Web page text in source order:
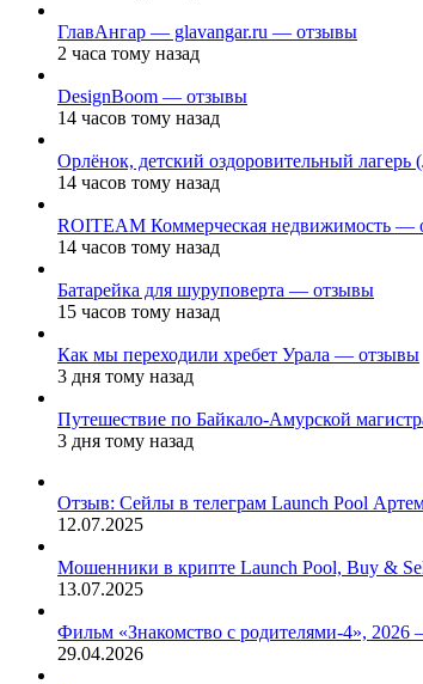
ГлавАнгар — glavangar.ru — отзывы
2 часа тому назад
DesignBoom — отзывы
14 часов тому назад
Орлёнок, детский оздоровительный
14 часов тому назад
ROITEAM Коммерческая недвижимость —
14 часов тому назад
Батарейка для шуруповерта — отзывы
15 часов тому назад
Как мы переходили хребет Урала — отзывы
3 дня тому назад
Путешествие по Байкало-Амурской
3 дня тому назад
Отзыв: Сейлы в телеграм Launch Pool
12.07.2025
Мошенники в крипте Launch Pool, Buy &
13.07.2025
Фильм «Знакомство с родителями-4»,
29.04.2026